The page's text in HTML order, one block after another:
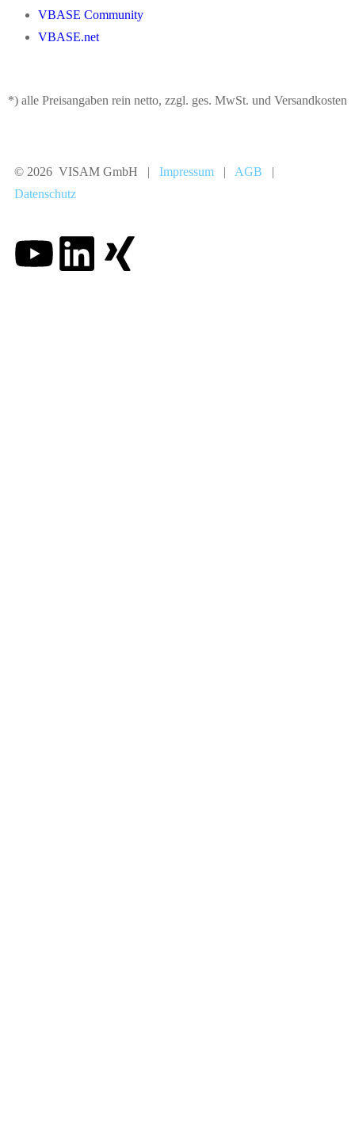
VBASE Community
VBASE.net
*) alle Preisangaben rein netto, zzgl. ges. MwSt. und Versandkosten
© 2026 VISAM GmbH | Impressum | AGB |
Datenschutz